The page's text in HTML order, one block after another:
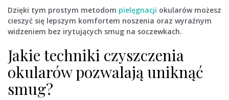
Dzięki tym prostym metodom pielęgnacji okularów możesz
cieszyć się lepszym komfortem noszenia oraz wyraźnym
widzeniem bez irytujących smug na soczewkach.
Jakie techniki czyszczenia
okularów pozwalają uniknąć
smug?